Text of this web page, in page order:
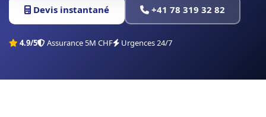
Devis instantané +41 78 319 32 82
4.9/5 Assurance 5M CHF Urgences 24/7